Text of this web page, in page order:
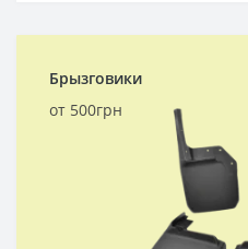
Брызговики
от 500грн